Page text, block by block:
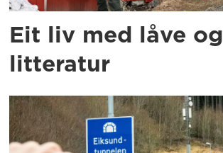
Eit liv med låve og
litteratur